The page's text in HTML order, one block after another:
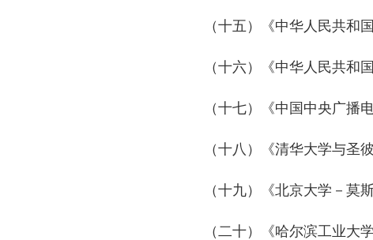
（十五）《中华人民共和
（十六）《中华人民共和
（十七）《中国中央广播
（十八）《清华大学与圣
（十九）《北京大学－莫
（二十）《哈尔滨工业大